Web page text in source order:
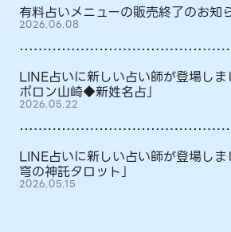
有料占いメニューの販売終了のお知
2026.06.08
LINE占いに新しい占い師が登場し
ポロン山崎◆新姓名占」
2026.05.22
LINE占いに新しい占い師が登場し
穹の神託タロット」
2026.05.15